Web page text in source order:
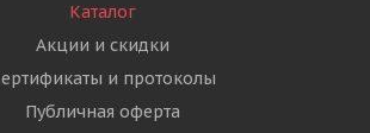
Каталог
Акции и скидки
и протоколы
Публичная оферта